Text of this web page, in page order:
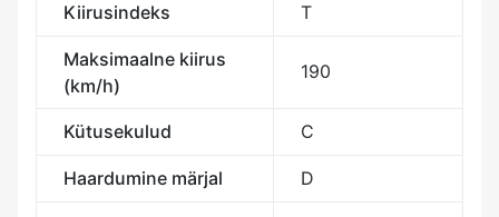
Kiirusindeks T
Maksimaalne kiirus
(km/h)
190
Kütusekulud C
Haardumine märjal D